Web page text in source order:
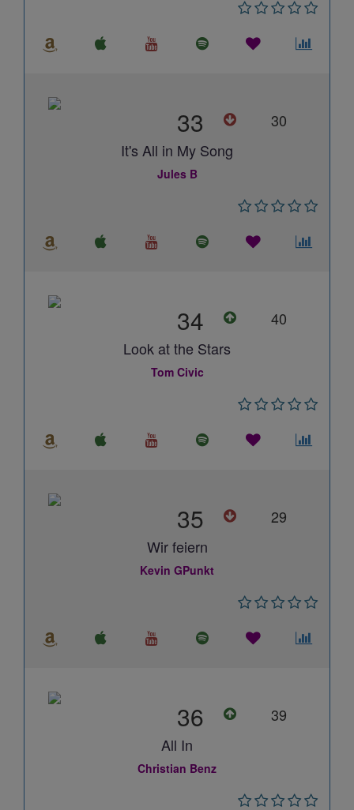
33
30
It's All in My Song
Jules B
34
40
Look at the Stars
Tom Civic
35
29
Wir feiern
Kevin GPunkt
36
39
All In
Christian Benz